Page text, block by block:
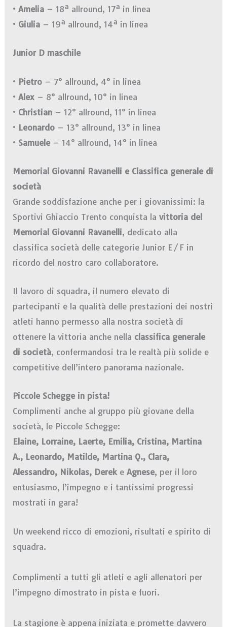
•Amelia – 18ª allround, 17ª in linea
• Giulia – 19ª allround, 14ª in linea
Junior D maschile
• Pietro – 7° allround, 4° in linea
•Alex – 8° allround, 10° in linea
• Christian – 12° allround, 11° in linea
• Leonardo – 13° allround, 13° in linea
• Samuele – 14° allround, 14° in linea
Memorial Giovanni Ravanelli e Classifica generale di
società
Grande soddisfazione anche per i giovanissimi: la
Sportivi Ghiaccio Trento conquista lavittoria del
Memorial Giovanni Ravanelli, dedicato alla
classifica società delle categorie Junior E/F in
ricordo del nostro caro collaboratore.
Il lavoro di squadra, il numero elevato di
partecipanti e la qualità delle prestazioni dei nostri
atleti hanno permesso alla nostra società di
ottenere la vittoria anche nella classifica generale
di società, confermandosi tra le realtà più solide e
competitive dell’intero panorama nazionale.
Piccole Schegge in pista!
Complimenti anche al gruppo più giovane della
società, le Piccole Schegge:
Elaine, Lorraine, Laerte, Emilia, Cristina, Martina
A., Leonardo, Matilde, Martina Q., Clara,
Alessandro, Nikolas, DerekeAgnese, per il loro
entusiasmo, l’impegno e i tantissimi progressi
mostrati in gara!
Un weekend ricco di emozioni, risultati e spirito di
squadra.
Complimenti a tutti gli atleti e agli allenatori per
l’impegno dimostrato in pista e fuori.
La stagione è appena iniziata e promette davvero